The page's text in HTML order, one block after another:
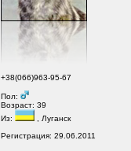
+38(066)963-95-67
Пол:
Возраст: 39
Из:
, Луганск
Регистрация: 29.06.2011